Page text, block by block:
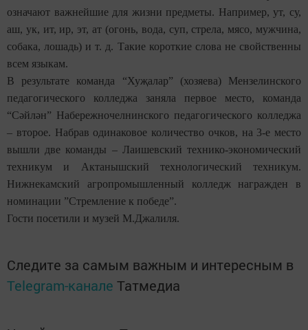
означают важнейшие для жизни предметы. Например, ут, су,
аш, ук, ит, ир, эт, ат (огонь, вода, суп, стрела, мясо, мужчина,
собака, лошадь) и т. д. Такие короткие слова не свойственны
всем языкам.
В результате команда “Хуҗалар” (хозяева) Мензелинского
педагогического колледжа заняла первое место, команда
“Сәйлән” Набережночелнинского педагогического колледжа
– второе. Набрав одинаковое количество очков, на 3-е место
вышли две команды – Лаишевский технико-экономический
техникум и Актанышский технологический техникум.
Нижнекамский агропромышленный колледж награжден в
номинации ”Стремление к победе”.
Гости посетили и музей М.Джалиля.
Следите за самым важным и интересным в
Telegram-канале Татмедиа